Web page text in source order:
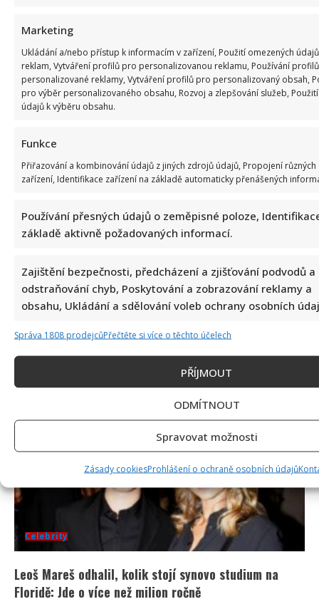
Marketing
Ukládání a/nebo přístup k informacím v zařízení, Použití omezených
reklam, Vytváření profilů pro personalizovanou reklamu, Používání
personalizované reklamy, Vytváření profilů pro personalizovaný obsah,
pro výběr personalizovaného obsahu, Rozvoj a zlepšování služeb,
údajů k výběru obsahu.
Funkce
Přiřazování a kombinování údajů z jiných zdrojů údajů, Propojení různých
zařízení, Identifikace zařízení na základě automaticky přenášených
Používání přesných údajů o zeměpisné poloze,
základě aktivně požadovaných informací.
Zajištění bezpečnosti, předcházení a zjišťování podvodů a
odstraňování chyb, Poskytování a zobrazování reklamy a
obsahu, Ukládání a sdělování voleb ochrany osobních
Správa 1808 prodejcůPřečtěte si více o těchto účelech
PŘÍJMOUT
ODMÍTNOUT
Spravovat možnosti
Zásady cookiesProhlášení o ochraně osobních údajů
Celebrity
Marek Ztracený zrušil velkolepé finále svého
koncertu na Letné
Celebrity
Petr Macinka se pochlubil vzácnými fotkami své
dcery z oslavy narozenin: Fanoušci lichotí celé rodině
Celebrity
Leoš Mareš odhalil, kolik stojí synovo studium na
Floridě: Jde o více než milion ročně